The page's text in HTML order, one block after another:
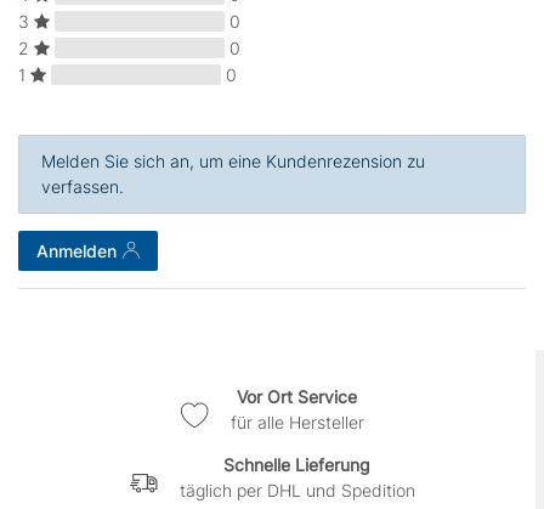
3
0
2
0
1
0
Melden Sie sich an, um eine Kundenrezension zu
verfassen.
Anmelden
Vor Ort Service
für alle Hersteller
Schnelle Lieferung
täglich per DHL und Spedition